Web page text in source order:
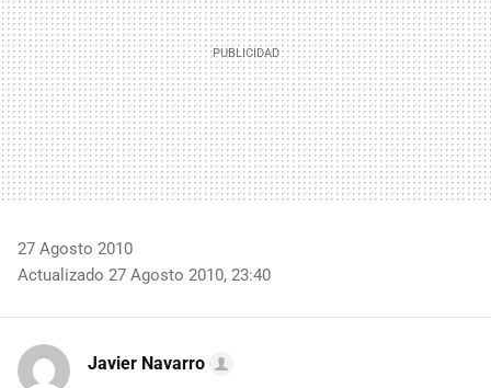
27 Agosto 2010
Actualizado 27 Agosto 2010, 23:40
Javier Navarro